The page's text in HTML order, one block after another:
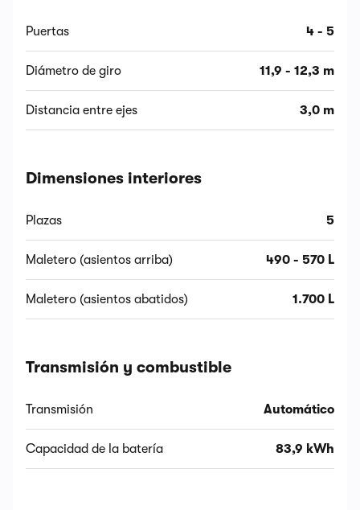
Puertas 4 - 5
Diámetro de giro 11,9 - 12,3 m
Distancia entre ejes 3,0 m
Dimensiones interiores
Plazas 5
Maletero (asientos arriba) 490 - 570 L
Maletero (asientos abatidos) 1.700 L
Transmisión y combustible
Transmisión Automático
Capacidad de la batería 83,9 kWh